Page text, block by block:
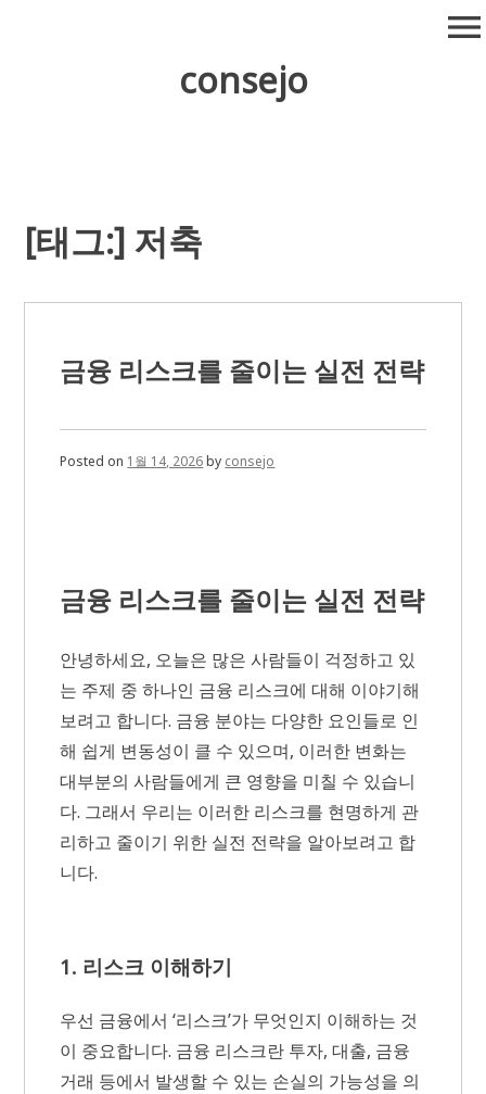
consejo
menu
[태그:] 저축
금융 리스크를 줄이는 실전 전략
Posted on 1월 14, 2026by consejo
금융 리스크를 줄이는 실전 전략
안녕하세요, 오늘은 많은 사람들이 걱정하고 있
는 주제 중 하나인 금융 리스크에 대해 이야기해
보려고 합니다. 금융 분야는 다양한 요인들로 인
해 쉽게 변동성이 클 수 있으며, 이러한 변화는
대부분의 사람들에게 큰 영향을 미칠 수 있습니
다. 그래서 우리는 이러한 리스크를 현명하게 관
리하고 줄이기 위한 실전 전략을 알아보려고 합
니다.
1. 리스크 이해하기
우선 금융에서 ‘리스크’가 무엇인지 이해하는 것
이 중요합니다. 금융 리스크란 투자, 대출, 금융
거래 등에서 발생할 수 있는 손실의 가능성을 의